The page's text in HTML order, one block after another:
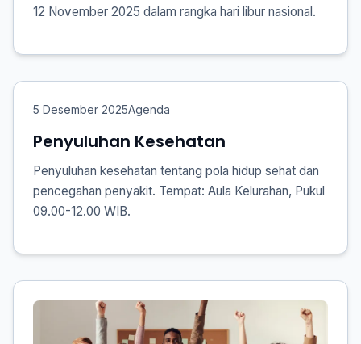
12 November 2025 dalam rangka hari libur nasional.
5 Desember 2025Agenda
Penyuluhan Kesehatan
Penyuluhan kesehatan tentang pola hidup sehat dan
pencegahan penyakit. Tempat: Aula Kelurahan, Pukul
09.00-12.00 WIB.